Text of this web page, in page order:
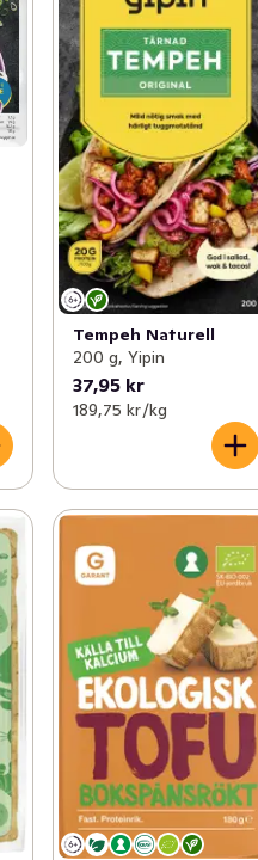
Tempeh Naturell
200 g, Yipin
37,95 kr
189,75 kr /kg